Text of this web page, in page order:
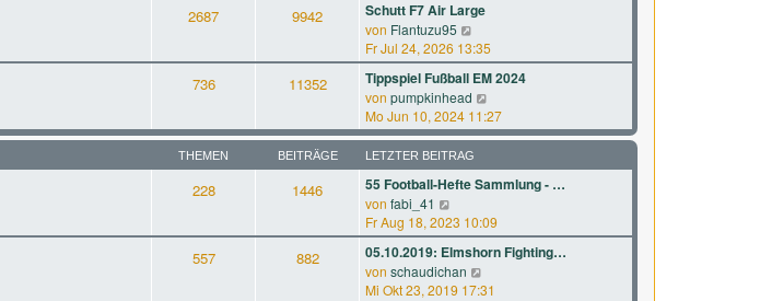
r
a
g
t
B
e
i
t
r
g
2687 9942 Schutt F7 Air Large
von Flantuzu95
e
u
e
s
t
e
r
B
e
i
t
r
a
g
Fr Jul 24, 2026 13:35
736 11352 Tippspiel Fußball EM 2024
von pumpkinhead
e
u
s
t
r
e
i
Mo Jun 10, 2024 11:27
THEMEN BEITRÄGE LETZTER BEITRAG
228 1446 55 Football-Hefte Sammlung - …
von fabi_41
e
u
e
s
t
Fr Aug 18, 2023 10:09
557 882 05.10.2019: Elmshorn Fighting…
von schaudichan
e
Mi Okt 23, 2019 17:31